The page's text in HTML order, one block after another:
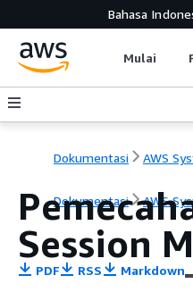
Bahasa
Mulai
Dokumentasi AWS
Dokumentasi AWS
Session
PDF RSS Markdown